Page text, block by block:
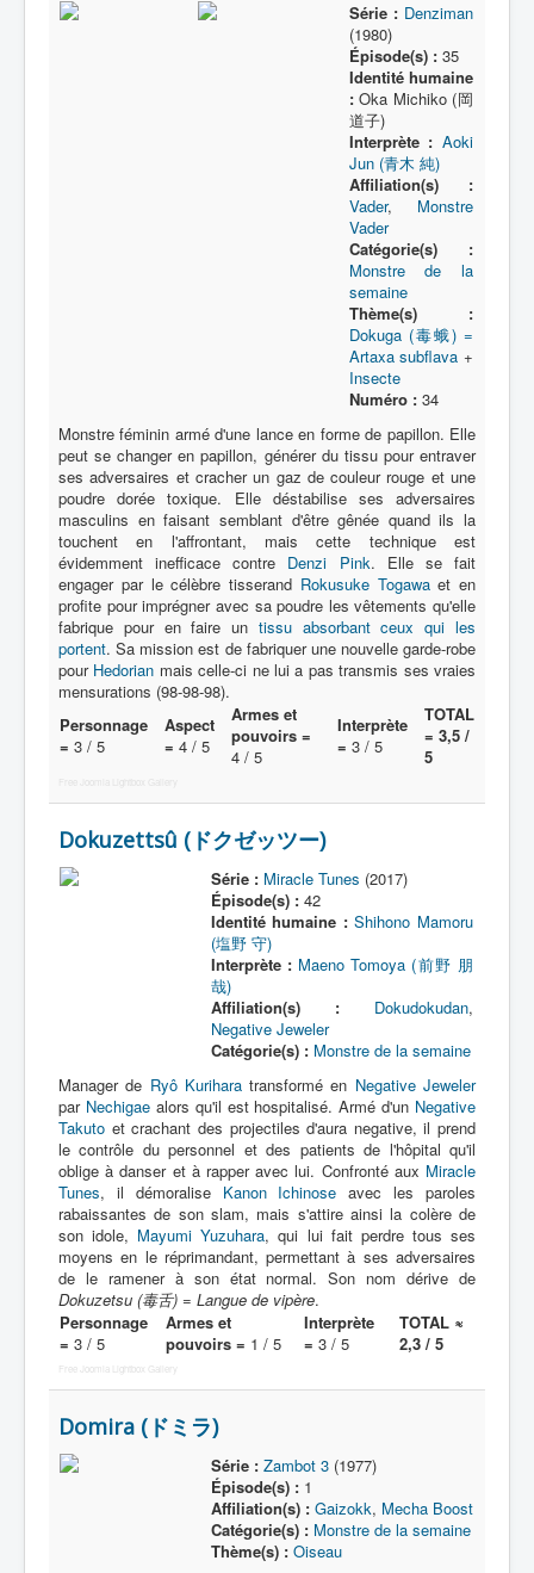
Série : Denziman
(1980)
Épisode(s) :35
Identité humaine
:Oka Michiko (岡
道子)
Interprète : Aoki
Jun (青木 純)
Affiliation(s) :
Vader, Monstre
Vader
Catégorie(s) :
Monstre de la
semaine
Thème(s) :
Dokuga (毒蛾) =
Artaxa subflava +
Insecte
Numéro :34
Monstre féminin armé d'une lance en forme de papillon. Elle
peut se changer en papillon, générer du tissu pour entraver
ses adversaires et cracher un gaz de couleur rouge et une
poudre dorée toxique. Elle déstabilise ses adversaires
masculins en faisant semblant d'être gênée quand ils la
touchent en l'affrontant, mais cette technique est
évidemment inefficace contre Denzi Pink. Elle se fait
engager par le célèbre tisserand Rokusuke Togawaet en
profite pour imprégner avec sa poudre les vêtements qu'elle
fabrique pour en faire un tissu absorbant ceux qui les
portent. Sa mission est de fabriquer une nouvelle garde-robe
pour Hedorian mais celle-ci ne lui a pas transmis ses vraies
mensurations (98-98-98).
Personnage
= 3 / 5
Aspect
= 4 / 5
Armes et
pouvoirs =
4 / 5
Interprète
= 3 / 5
TOTAL
= 3,5 /
5
Dokuzettsû (ドクゼッツー)
Série : Miracle Tunes (2017)
Épisode(s) :42
Identité humaine : Shihono Mamoru
(塩野 守)
Interprète : Maeno Tomoya (前野 朋
哉)
Affiliation(s) :
Dokudokudan,
Negative Jeweler
Catégorie(s) : Monstre de la semaine
Manager de Ryô Kuriharatransformé en Negative Jeweler
par Nechigaealors qu'il est hospitalisé. Armé d'un Negative
Takuto et crachant des projectiles d'aura negative, il prend
le contrôle du personnel et des patients de l'hôpital qu'il
oblige à danser et à rapper avec lui. Confronté aux Miracle
Tunes, il démoralise Kanon Ichinose avec les paroles
rabaissantes de son slam, mais s'attire ainsi la colère de
son idole, Mayumi Yuzuhara, qui lui fait perdre tous ses
moyens en le réprimandant, permettant à ses adversaires
de le ramener à son état normal. Son nom dérive de
Dokuzetsu (毒舌) = Langue de vipère.
Personnage
= 3 / 5
Armes et
pouvoirs = 1 / 5
Interprète
= 3 / 5
TOTAL ≈
2,3 / 5
Free Joomla Lightbox Gallery
Domira (ドミラ)
Série : Zambot 3(1977)
Épisode(s) :1
Affiliation(s) : Gaizokk, Mecha Boost
Catégorie(s) : Monstre de la semaine
Thème(s) : Oiseau